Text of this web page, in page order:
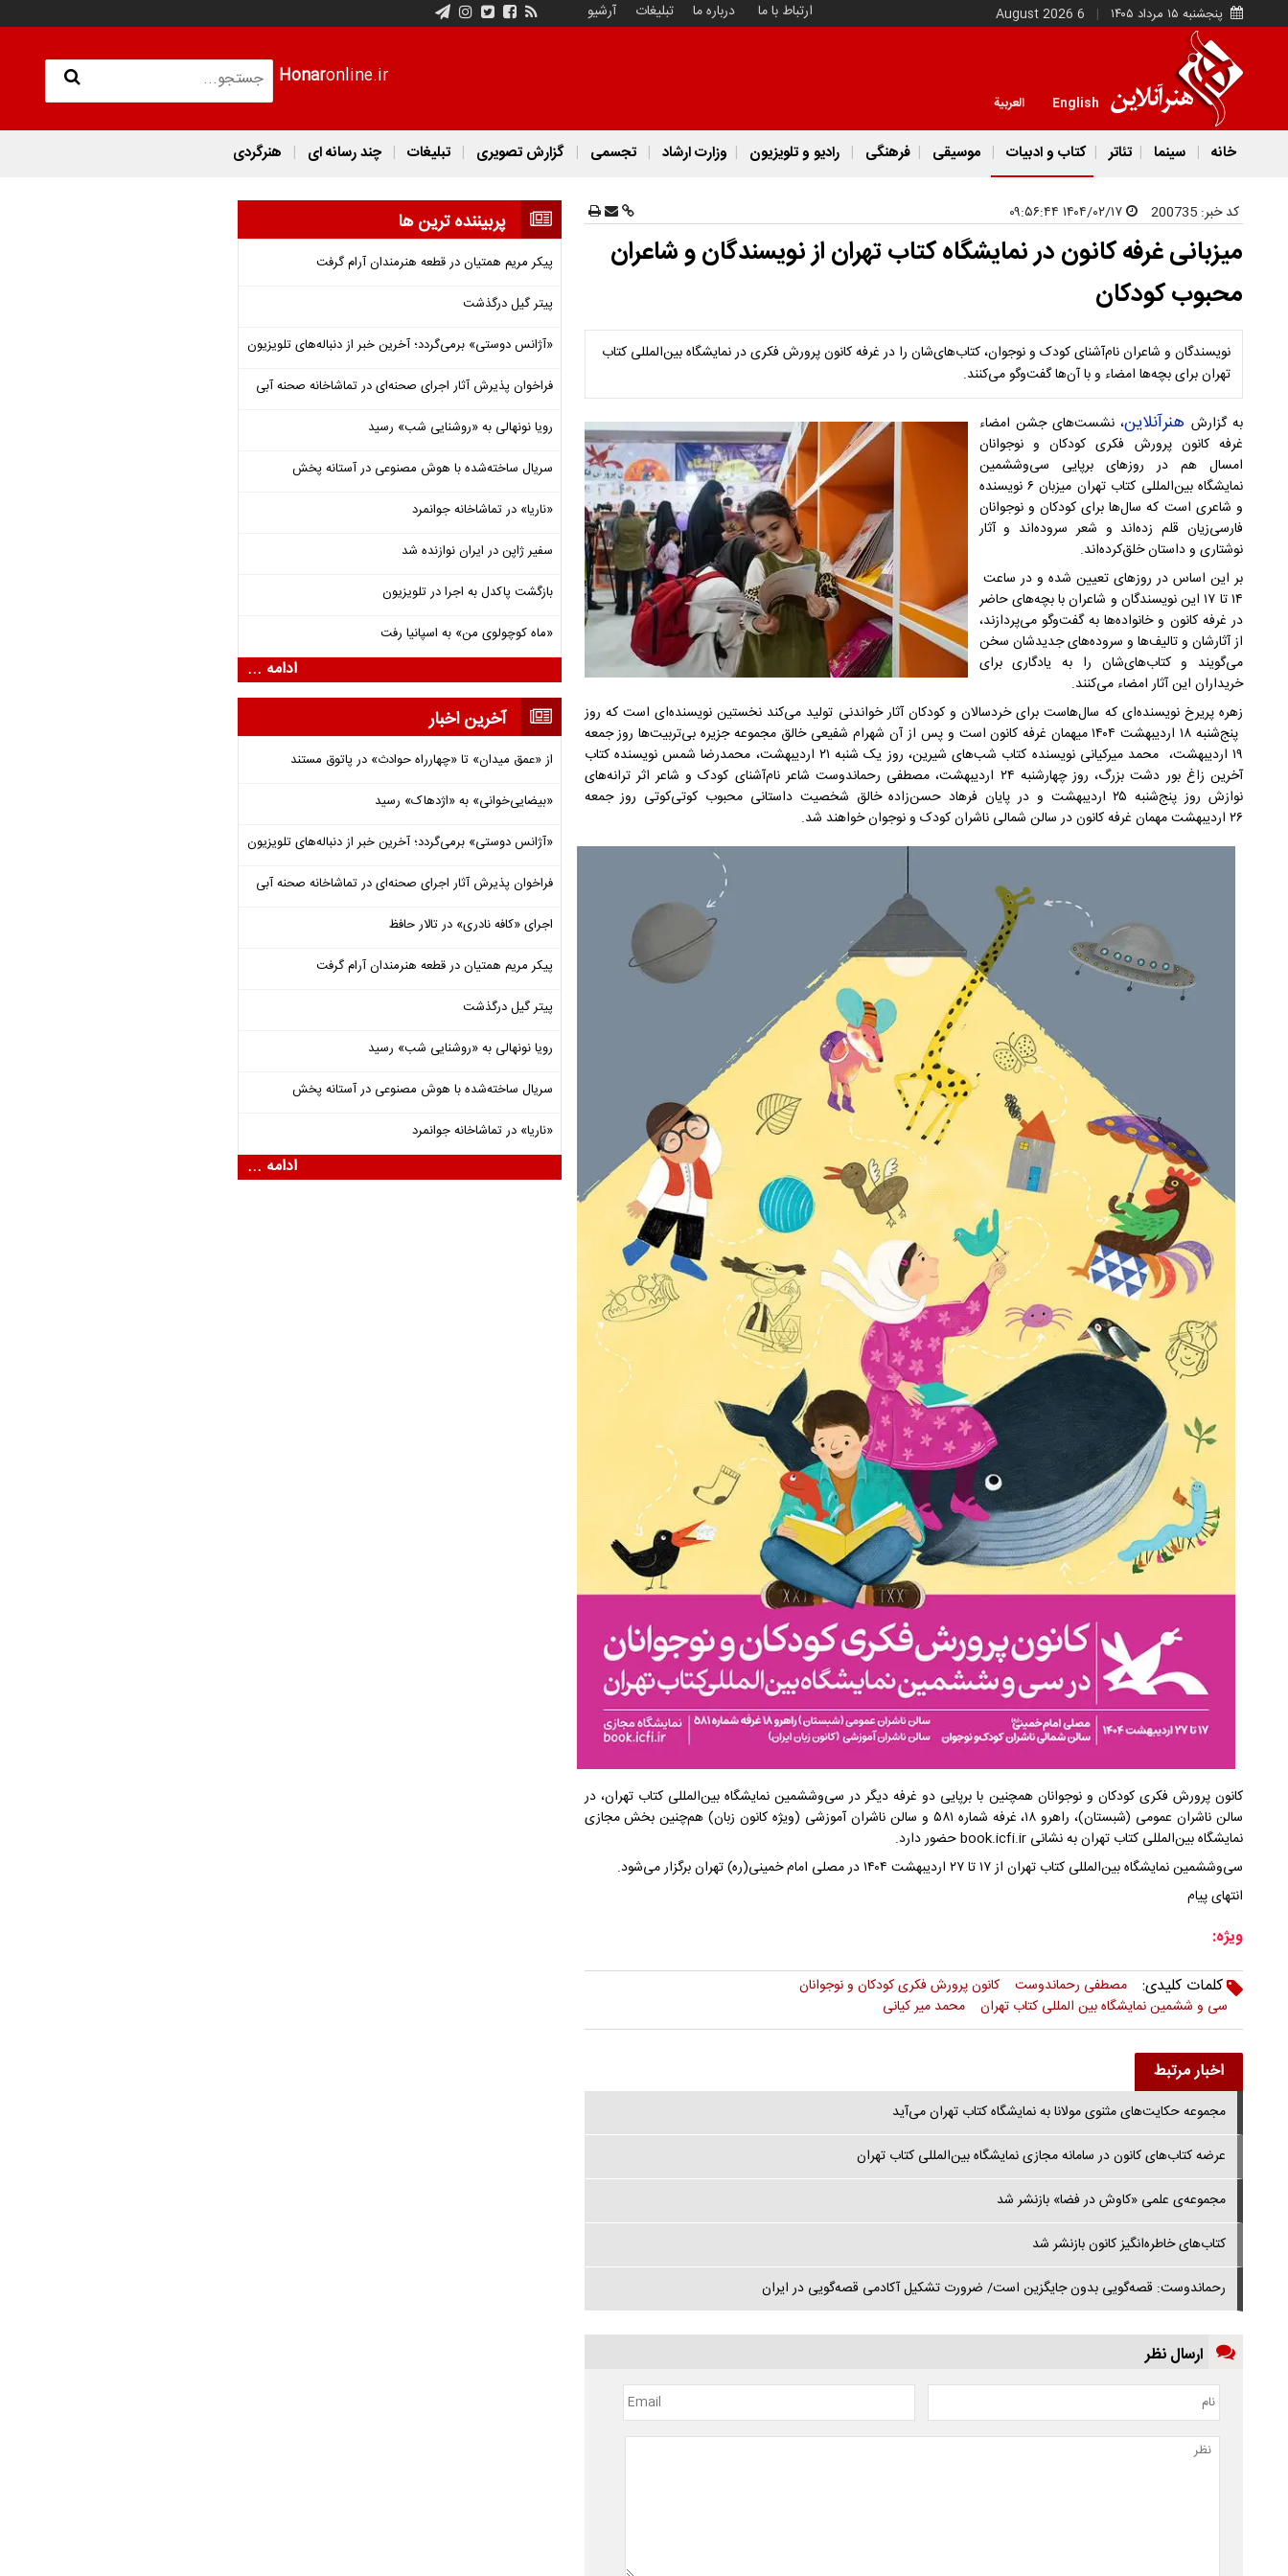
پنجشنبه ۱۵ مرداد ۱۴۰۵ 6 August 2026 ارتباط با ما درباره ما تبلیغات آرشیو
Honaronline.ir
English العربية
خانه سینما تئاتر کتاب و ادبیات موسیقی فرهنگی رادیو و تلویزیون وزارت ارشاد تجسمی گزارش تصویری تبلیغات چند رسانه ای هنرگردی
کد خبر: 200735
میزبانی غرفه کانون در نمایشگاه کتاب تهران از نویسندگان و شاعران
محبوب کودکان
نویسندگان و شاعران نام‌آشنای کودک و نوجوان، کتاب‌های‌شان را در غرفه کانون پرورش فکری در نمایشگاه بین‌المللی کتاب
تهران برای بچه‌ها امضاء و با آن‌ها گفت‌وگو می‌کنند.
به گزارش هنرآنلاین، نشست‌های جشن امضاء
غرفه کانون پرورش فکری کودکان و نوجوانان
امسال هم در روزهای برپایی سی‌وششمین
نمایشگاه ‌بین‌المللی کتاب تهران میزبان ۶ نویسنده
و شاعری است که سال‌ها برای کودکان و نوجوانان
فارسی‌زیان قلم‌ زده‌اند و شعر سروده‌اند و آثار
نوشتاری و داستان خلق‌کرده‌اند.
بر این اساس در روزهای تعیین شده و در ساعت
۱۴ تا ۱۷ این نویسندگان و شاعران با بچه‌های حاضر
در غرفه کانون و خانواده‌ها به گفت‌وگو می‌پردازند،
از آثارشان و تالیف‌ها و سروده‌های جدیدشان سخن
می‌گویند و کتاب‌های‌شان را به یادگاری برای
خریداران این آثار امضاء می‌کنند.
زهره پریرخ نویسنده‌ای که سال‌هاست برای خردسالان و کودکان آثار خواندنی تولید می‌کند نخستین نویسنده‌ای است که روز
پنج‌شنبه ۱۸ اردیبهشت ۱۴۰۴ میهمان غرفه کانون است و پس از آن شهرام شفیعی خالق مجموعه جزیره بی‌تربیت‌ها روز جمعه
۱۹ اردیبهشت، محمد میرکیانی نویسنده کتاب شب‌های شیرین، روز یک شنبه ۲۱ اردیبهشت، محمدرضا شمس نویسنده کتاب
آخرین زاغ بور دشت بزرگ، روز چهارشنبه ۲۴ اردیبهشت، مصطفی رحماندوست شاعر نام‌آشنای کودک و شاعر اثر ترانه‌های
نوازش روز پنج‌شنبه ۲۵ اردیبهشت و در پایان فرهاد حسن‌زاده خالق شخصیت داستانی محبوب کوتی‌کوتی روز جمعه
۲۶ اردیبهشت مهمان غرفه کانون در سالن‌ شمالی ناشران کودک و نوجوان خواهند شد.
کانون پرورش فکری کودکان و نوجوانان همچنین با برپایی دو غرفه دیگر در سی‌وششمین نمایشگاه بین‌المللی کتاب تهران، در
سالن ناشران عمومی (شبستان)، راهرو ۱۸، غرفه شماره ۵۸۱ و سالن ناشران آموزشی (ویژه کانون زبان) هم‌چنین بخش مجازی
نمایشگاه بین‌المللی کتاب تهران به نشانی book.icfi.ir حضور دارد.
سی‌وششمین نمایشگاه بین‌المللی کتاب تهران از ۱۷ تا ۲۷ اردیبهشت ۱۴۰۴ در مصلی امام خمینی(ره) تهران برگزار می‌شود.
انتهای پیام
ویژه:
کلمات کلیدی:
مصطفی رحماندوست
کانون پرورش فکرى کودکان و نوجوانان
سی و ششمین نمایشگاه بین المللی کتاب تهران
محمد میر کیانی
اخبار مرتبط
مجموعه حکایت‌های مثنوی مولانا به نمایشگاه کتاب تهران می‌آید
عرضه کتاب‌های کانون در سامانه مجازی نمایشگاه بین‌المللی کتاب تهران
مجموعه‌ی علمی «کاوش در فضا» بازنشر شد
کتاب‌های خاطره‌انگیز کانون بازنشر شد
رحماندوست: قصه‌گویی بدون جایگزین است/ ضرورت تشکیل آکادمی قصه‌گویی در ایران
ارسال نظر
پربیننده ترین ها
پیکر مریم همتیان در قطعه هنرمندان آرام گرفت
پیتر گیل درگذشت
«آژانس دوستی» برمی‌گردد؛ آخرین خبر از دنباله‌های تلویزیون
فراخوان پذیرش آثار اجرای صحنه‌ای در تماشاخانه صحنه آبی
رویا نونهالی به «روشنایی شب» رسید
سریال ساخته‌شده با هوش مصنوعی در آستانه پخش
«ناریا» در تماشاخانه جوانمرد
سفیر ژاپن در ایران نوازنده شد
بازگشت پاکدل به اجرا در تلویزیون
«ماه کوچولوی من» به اسپانیا رفت
ادامه ...
آخرین اخبار
از «عمق میدان» تا «چهارراه حوادث» در پاتوق مستند
«بیضایی‌خوانی» به «اژدهاک» رسید
«آژانس دوستی» برمی‌گردد؛ آخرین خبر از دنباله‌های تلویزیون
فراخوان پذیرش آثار اجرای صحنه‌ای در تماشاخانه صحنه آبی
اجرای «کافه نادری» در تالار حافظ
پیکر مریم همتیان در قطعه هنرمندان آرام گرفت
پیتر گیل درگذشت
رویا نونهالی به «روشنایی شب» رسید
سریال ساخته‌شده با هوش مصنوعی در آستانه پخش
«ناریا» در تماشاخانه جوانمرد
ادامه ...